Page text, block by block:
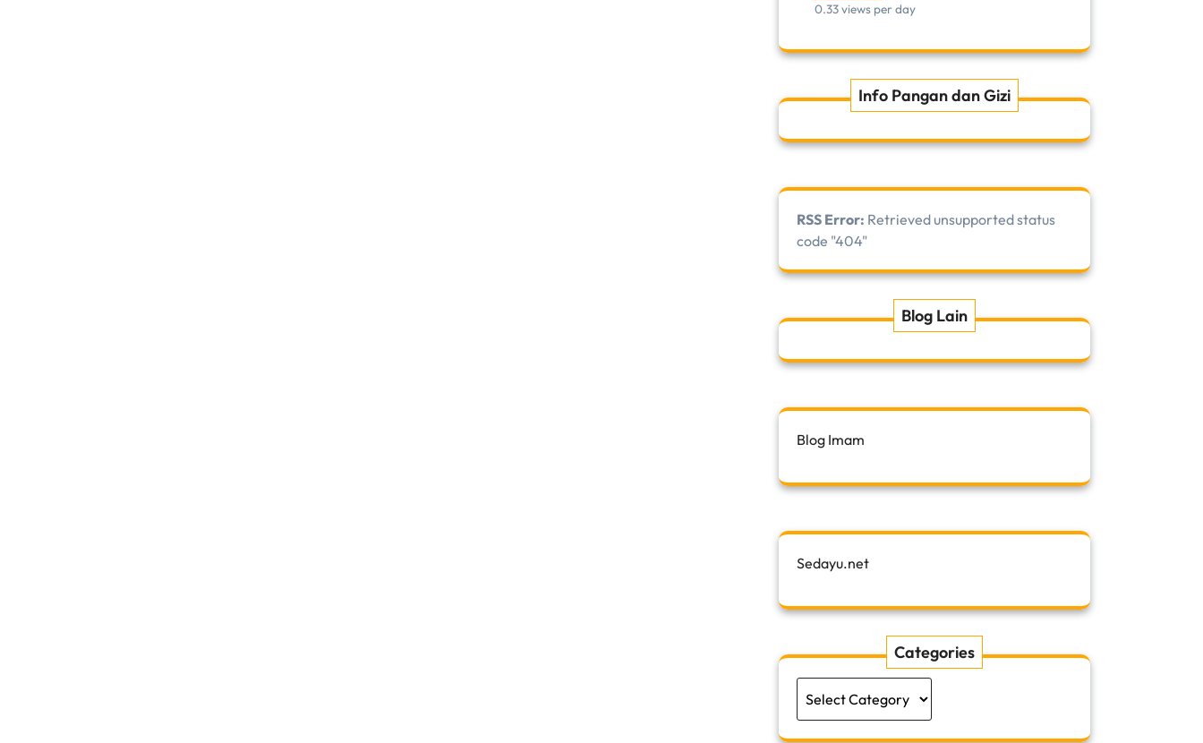
0.33 views per day
Info Pangan dan Gizi
RSS Error: Retrieved unsupported status
code "404"
Blog Lain
Blog Imam
Sedayu.net
Categories